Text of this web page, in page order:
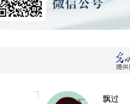
飘过